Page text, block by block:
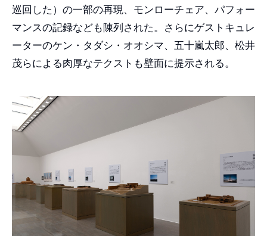
巡回した）の一部の再現、モンローチェア、パフォー
マンスの記録なども陳列された。さらにゲストキュレ
ーターのケン・タダシ・オオシマ、五十嵐太郎、松井
茂らによる肉厚なテクストも壁面に提示される。